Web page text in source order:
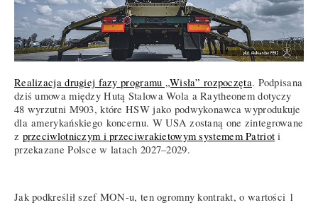
Realizacja drugiej fazy programu „Wisła” rozpoczęta. Podpisana
dziś umowa między Hutą Stalowa Wola a Raytheonem dotyczy
48 wyrzutni M903, które HSW jako podwykonawca wyprodukuje
dlaamerykańskiego koncernu. W USA zostaną one zintegrowane
z przeciwlotniczym i przeciwrakietowym systemem Patriot i
przekazane Polsce w latach 2027–2029.
Jak podkreślił szef MON-u, ten ogromny kontrakt, o wartości 1